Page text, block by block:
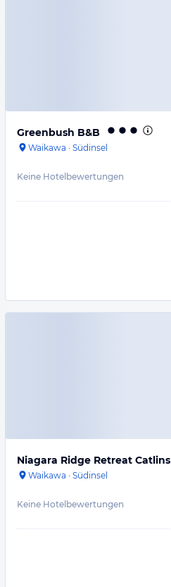
Greenbush B&B
Waikawa · Südinsel
Keine Hotelbewertungen
Niagara Ridge Retreat Catlins
Waikawa · Südinsel
Keine Hotelbewertungen